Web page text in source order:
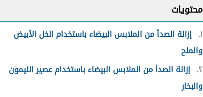
محتويات
١ إزالة الصدأ من الملابس البيضاء باستخدام الخل الأبيض
والملح
٢ إزالة الصدأ من الملابس البيضاء باستخدام عصير الليمون
والبخار